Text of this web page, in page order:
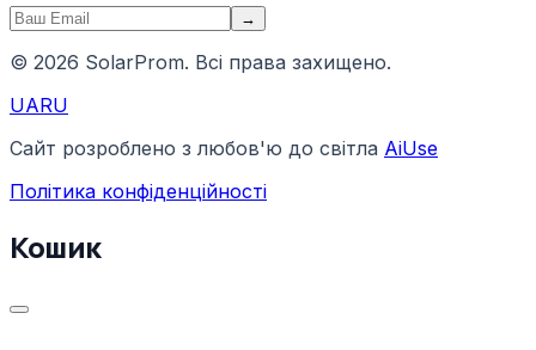
→
© 2026 SolarProm. Всі права захищено.
UARU
Сайт розроблено з любов'ю до світла AiUse
Політика конфіденційності
Кошик